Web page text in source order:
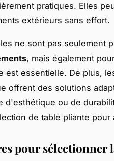
pratiques. Elles
extérieurs sans effort.
ne sont pas seulement
, mais également
est essentielle. De plus,
offrent des solutions
d'esthétique ou de
de table pliante
pour sélectionner